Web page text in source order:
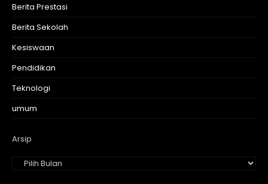
Berita Prestasi
Berita Sekolah
Kesiswaan
Pendidikan
Teknologi
umum
Arsip